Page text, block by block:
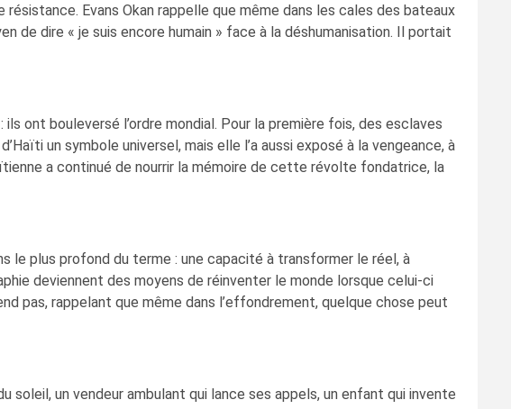
Evans Okan rappelle que même dans les cales des bateaux
de dire « je suis encore humain » face à la déshumanisation. Il portait
ont bouleversé l’ordre mondial. Pour la première fois, des esclaves
un symbole universel, mais elle l’a aussi exposé à la vengeance, à
a continué de nourrir la mémoire de cette révolte fondatrice, la
le plus profond du terme : une capacité à transformer le réel, à
deviennent des moyens de réinventer le monde lorsque celui-ci
pas, rappelant que même dans l’effondrement, quelque chose peut
un vendeur ambulant qui lance ses appels, un enfant qui invente